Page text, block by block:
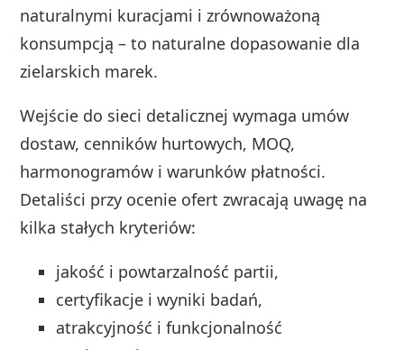
naturalnymi kuracjami i zrównoważoną
konsumpcją – to naturalne dopasowanie dla
zielarskich marek.
Wejście do sieci detalicznej wymaga umów
dostaw, cenników hurtowych, MOQ,
harmonogramów i warunków płatności.
Detaliści przy ocenie ofert zwracają uwagę na
kilka stałych kryteriów:
jakość i powtarzalność partii,
certyfikacje i wyniki badań,
atrakcyjność i funkcjonalność